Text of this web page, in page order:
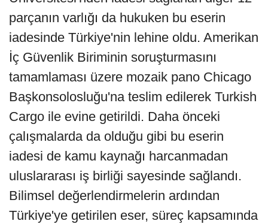
parçanın varlığı da hukuken bu eserin
iadesinde Türkiye'nin lehine oldu. Amerikan
İç Güvenlik Biriminin soruşturmasını
tamamlaması üzere mozaik pano Chicago
Başkonsolosluğu'na teslim edilerek Turkish
Cargo ile evine getirildi. Daha önceki
çalışmalarda da olduğu gibi bu eserin
iadesi de kamu kaynağı harcanmadan
uluslararası iş birliği sayesinde sağlandı.
Bilimsel değerlendirmelerin ardından
Türkiye'ye getirilen eser, süreç kapsamında